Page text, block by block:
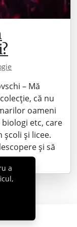
– Mă
că nu
oameni
etc, care
și licee.
și să
a